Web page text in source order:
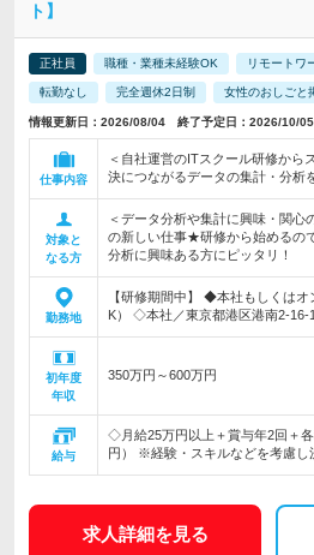
ト】
正社員 職種・業種未経験OK リモートワ
転勤なし 完全週休2日制 女性のおしごと
情報更新日：2026/08/04 終了予定日：2026/10/05
仕事内容
＜自社運営のITスクール研修か
決につながるデータの集計・分析
対象と
なる方
＜データ分析や集計に興味・関
の新しい仕事★研修から始めるの
分析に興味ある方にピッタリ！
勤務地
【研修期間中】 ◆本社もしくは
K） ◇本社／東京都港区港南2-16-
初年度
年収
350万円～600万円
給与
◇月給25万円以上＋賞与年2回＋
円） ※経験・スキルなどを考慮し
求人詳細を見る